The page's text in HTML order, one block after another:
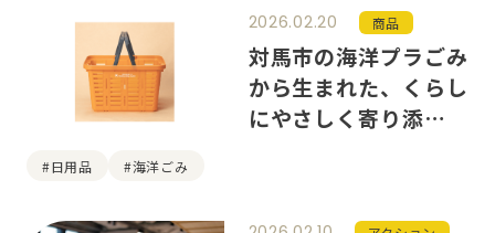
2026.02.20 商品
対馬市の海洋プラごみ
から生まれた、くらし
にやさしく寄り添うバ
#日用品 #海洋ごみ